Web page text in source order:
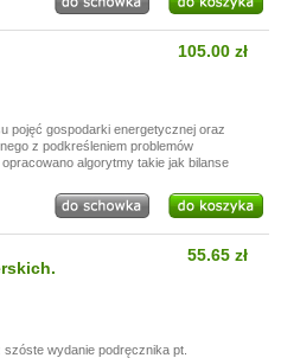
105.00 zł
pojęć gospodarki energetycznej oraz
z podkreśleniem problemów
algorytmy takie jak bilanse
55.65 zł
wydanie podręcznika pt.